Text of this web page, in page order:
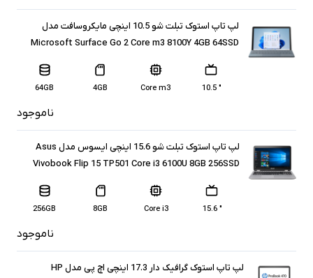
لپ تاپ استوک تبلت شو 10.5 اینچی مایکروسافت مدل
Microsoft Surface Go 2 Core m3 8100Y 4GB 64SSD
" 10.5
Core m3
4GB
64GB
ناموجود
لپ تاپ استوک تبلت شو 15.6 اینچی ایسوس مدل Asus
Vivobook Flip 15 TP501 Core i3 6100U 8GB 256SSD
" 15.6
Core i3
8GB
256GB
ناموجود
لپ تاپ استوک گرافیک دار 17.3 اینچی اچ پی مدل HP